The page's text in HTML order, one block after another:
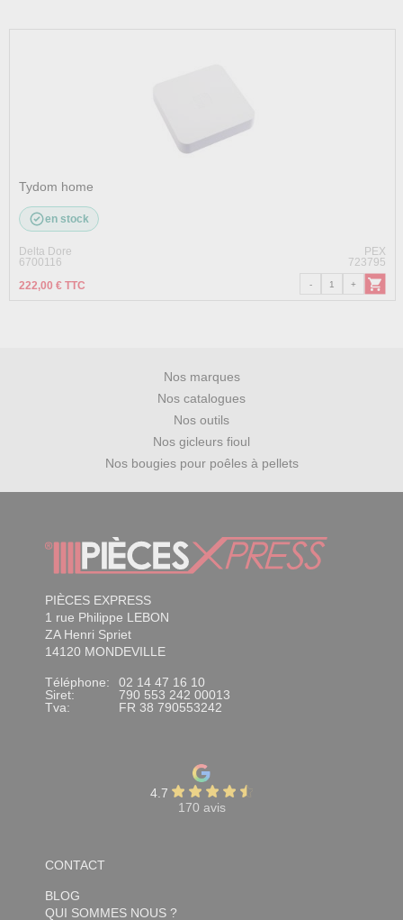
Tydom home
en stock
Delta Dore
PEX
6700116
723795
222,00 € TTC
Nos marques
Nos catalogues
Nos outils
Nos gicleurs fioul
Nos bougies pour poêles à pellets
PIÈCES EXPRESS
1 rue Philippe LEBON
ZA Henri Spriet
14120 MONDEVILLE
Téléphone:
02 14 47 16 10
Siret:
790 553 242 00013
Tva:
FR 38 790553242
4.7
170 avis
CONTACT
BLOG
QUI SOMMES NOUS ?